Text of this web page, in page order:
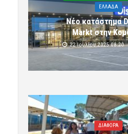
ΕΛΛΑΔΑ
Νέο κατάστημα
Markt στην
22 Ιουλίου 2025 08:20
ΔΙΑΦΟΡΑ